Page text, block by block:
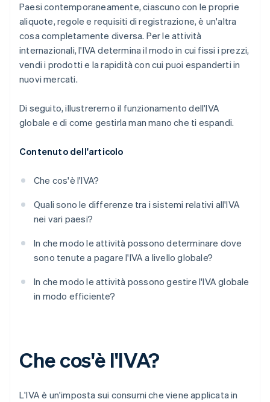
Semplifica le dichiarazioni quanto è possibile
Progettazione per garantire affidabilità
Paesi contemporaneamente, ciascuno con le proprie
aliquote, regole e requisiti di registrazione, è un'altra
cosa completamente diversa. Per le attività
internazionali, l'IVA determina il modo in cui fissi i prezzi,
vendi i prodotti e la rapidità con cui puoi espanderti in
nuovi mercati.
Di seguito, illustreremo il funzionamento dell'IVA
globale e di come gestirla man mano che ti espandi.
Contenuto dell'articolo
Che cos'è l'IVA?
Quali sono le differenze tra i sistemi relativi all'IVA
nei vari paesi?
In che modo le attività possono determinare dove
sono tenute a pagare l'IVA a livello globale?
In che modo le attività possono gestire l'IVA globale
in modo efficiente?
Che cos'è l'IVA?
L'IVA è un'imposta sui consumi che viene applicata in